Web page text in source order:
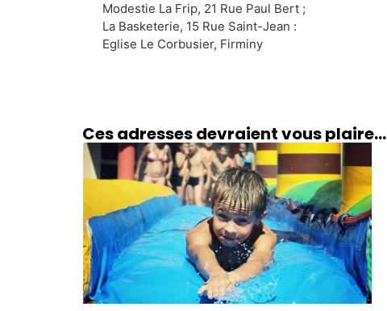
Modestie La Frip, 21 Rue Paul Bert ;
La Basketerie, 15 Rue Saint-Jean :
Eglise Le Corbusier, Firminy
Ces adresses devraient vous plaire...